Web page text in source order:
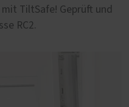
TiltSafe! Geprüft und
RC2.